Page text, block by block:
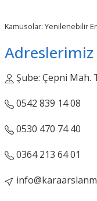
Kamusolar: Yenilenebilir
Adreslerimiz
Şube: Çepni Mah.
0542 839 14 08
0530 470 74 40
0364 213 64 01